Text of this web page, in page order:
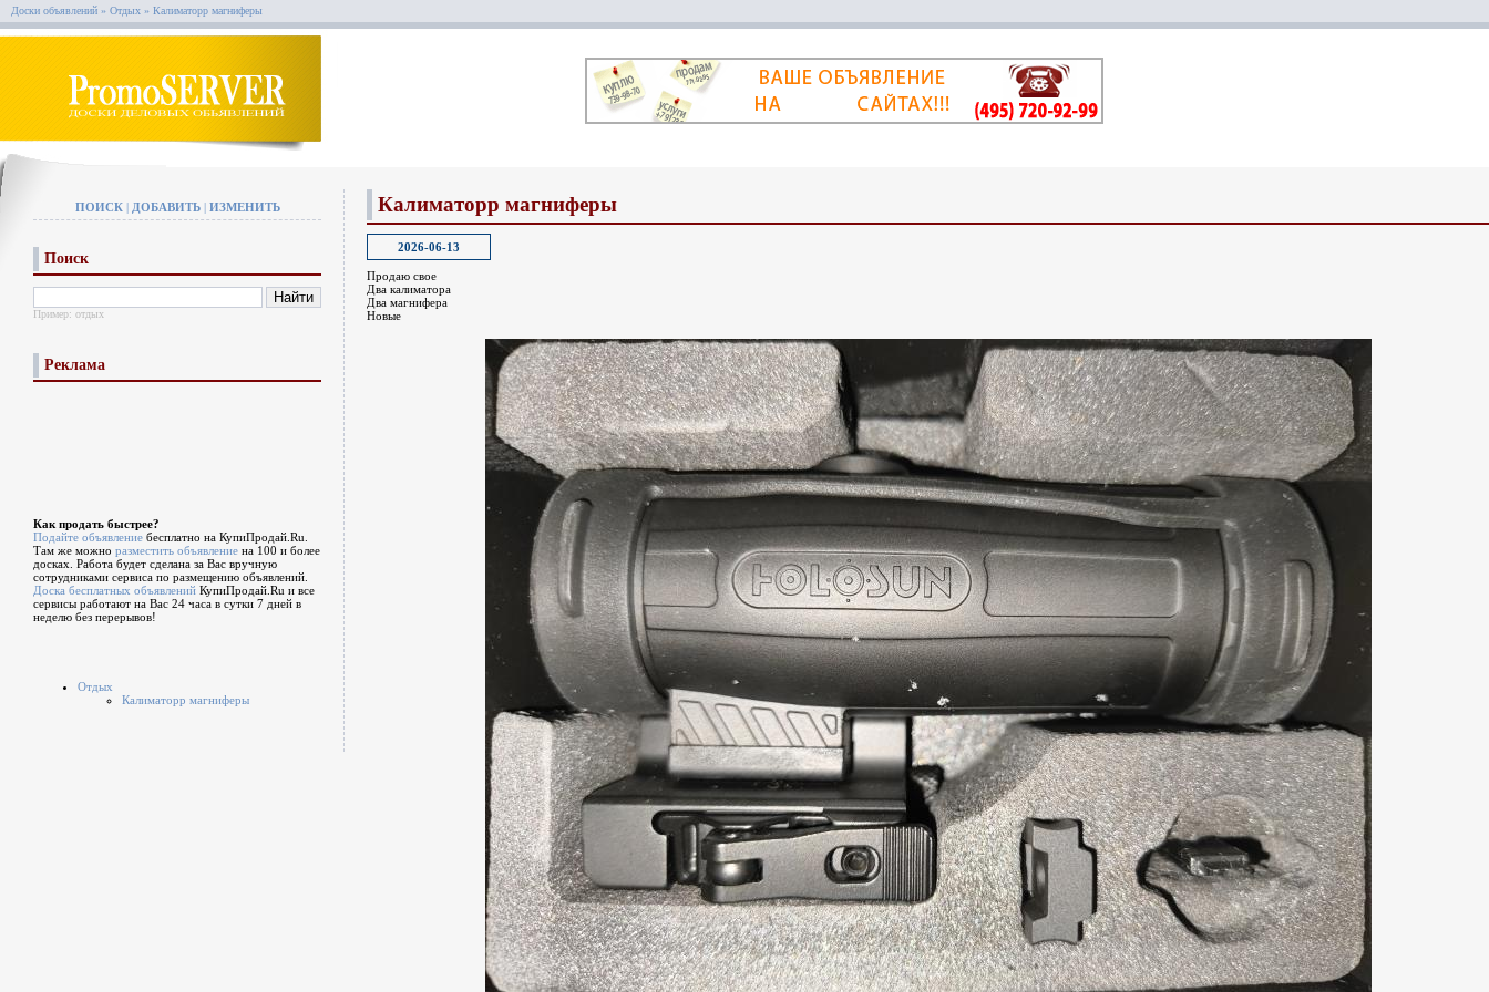
Доски объявлений » Отдых » Калиматорр магниферы
ПОИСК| ДОБАВИТЬ| ИЗМЕНИТЬ
Поиск
Пример: отдых
Реклама
Как продать быстрее?
Подайте объявление бесплатно на КупиПродай.Ru.
Там же можно разместить объявление на 100 и более
досках. Работа будет сделана за Вас вручную
сотрудниками сервиса по размещению объявлений.
Доска бесплатных объявлений КупиПродай.Ru и все
сервисы работают на Вас 24 часа в сутки 7 дней в
неделю без перерывов!
Отдых
Калиматорр магниферы
Калиматорр магниферы
2026-06-13
Продаю свое
Два калиматора
Два магнифера
Новые